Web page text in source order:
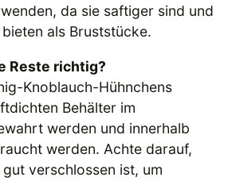
da sie saftiger sind und
als Bruststücke.
Reste richtig?
Knoblauch-Hühnchens
Behälter im
werden und innerhalb
werden. Achte darauf,
verschlossen ist, um